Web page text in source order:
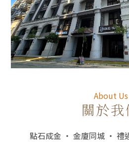
About Us
關於我
點石成金 ‧ 金廈同城 ‧ 禮